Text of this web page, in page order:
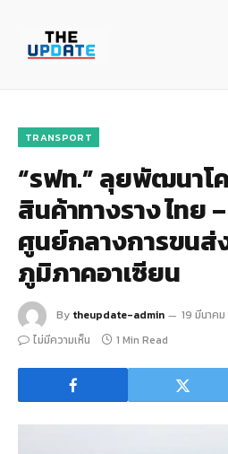
TRANSPORT
“รฟท.” ลุยพัฒนาโ
สินค้าทางราง ไทย
ศูนย์กลางการขนส่
ภูมิภาคอาเซียน
By theupdate-admin
19 มีนาคม
ไม่มีความเห็น
1 Min Read